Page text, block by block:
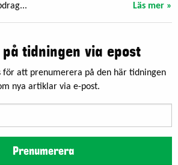
Läs mer »
tidningen via epost
för att prenumerera på den här tidningen
nya artiklar via e-post.
Prenumerera